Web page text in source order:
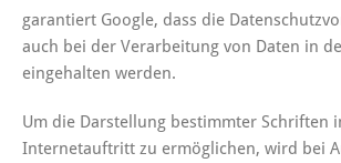
garantiert Google, dass die
auch bei der Verarbeitung von Daten in
eingehalten werden.
Um die Darstellung bestimmter Schriften
Internetauftritt zu ermöglichen, wird bei